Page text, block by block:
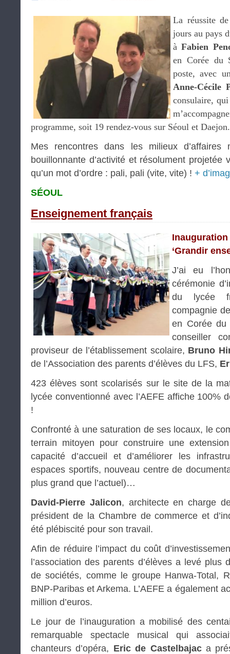
La réussite
jours au pays
àFabien
en Corée du
poste, avec
Anne-Cécile
consulaire,
programme, soit 19 rendez-vous sur Séoul et Daejon.
Mes rencontres dans les milieux d’affaires
bouillonnante d’activité et résolument projetée
qu’un mot d’ordre : pali, pali (vite, vite) ! +
SÉOUL
Enseignement français
‘Grandir
J’ai eu
cérémonie
du lycée
compagnie
en Corée
conseiller
proviseur de l’établissement scolaire, Bruno
de l’Association des parents d’élèves du LFS,
423 élèves sont scolarisés sur le site de la
lycée conventionné avec l’AEFE affiche 100%
!
Confronté à une saturation de ses locaux, le
terrain mitoyen pour construire une
capacité d’accueil et d’améliorer les
espaces sportifs, nouveau centre de
plus grand que l’actuel)…
David-Pierre Jalicon, architecte en charge
président de la Chambre de commerce et
été plébiscité pour son travail.
Afin de réduire l’impact du coût
l’association des parents d’élèves a levé plus
de sociétés, comme le groupe Hanwa-Total,
BNP-Paribas et Arkema. L’AEFE a également
million d’euros.
Le jour de l’inauguration a mobilisé des
remarquable spectacle musical qui
chanteurs d’opéra, Eric de Castelbajaca